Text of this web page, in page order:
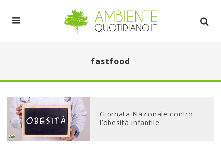
fastfood
Giornata Nazionale contro
l’obesità infantile